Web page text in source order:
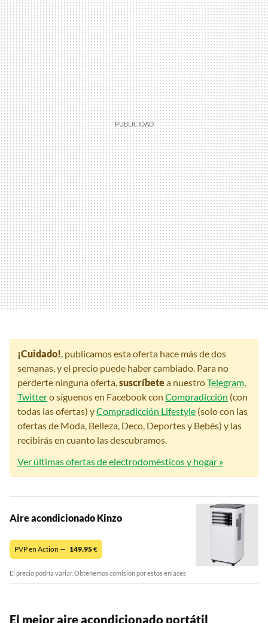
¡Cuidado!, publicamos esta oferta hace más de dos
semanas, y el precio puede haber cambiado. Para no
perderte ninguna oferta,suscríbetea nuestroTelegram,
Twittero síguenos en Facebook con Compradicción (con
todas las ofertas) yCompradicción Lifestyle (solo con las
ofertas de Moda, Belleza, Deco, Deportes y Bebés) y las
recibirás en cuanto las descubramos.
Ver últimas ofertas de electrodomésticos y hogar »
Aire acondicionado Kinzo
PVP en Action — 149,95€
El precio podría variar. Obtenemos comisión por estos enlaces
El mejor aire acondicionado portátil